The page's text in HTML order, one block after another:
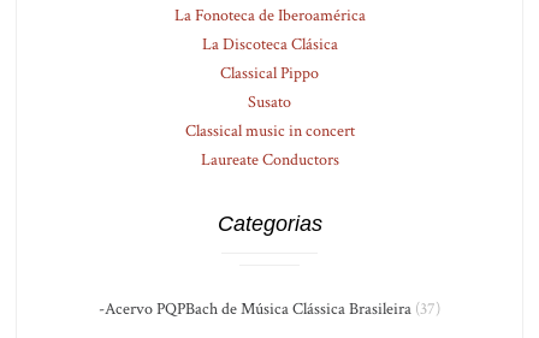
La Fonoteca de Iberoamérica
La Discoteca Clásica
Classical Pippo
Susato
Classical music in concert
Laureate Conductors
Categorias
-Acervo PQPBach de Música Clássica Brasileira (37)